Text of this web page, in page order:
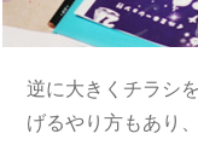
逆に大きくチラシ
げるやり方もあり、